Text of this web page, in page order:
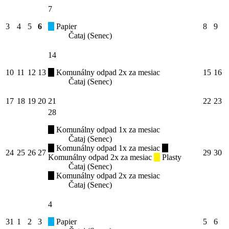
3 4 5 6
7
Papier
Čataj (Senec)
8 9
10 11 12 13
14
Komunálny odpad 2x za mesiac
Čataj (Senec)
15 16
17 18 19 20 21 22 23
24 25 26 27
28
Komunálny odpad 1x za mesiac
Čataj (Senec)
Komunálny odpad 1x za mesiac
Komunálny odpad 2x za mesiac
Plasty
Čataj (Senec)
Komunálny odpad 2x za mesiac
Čataj (Senec)
29 30
31 1 2 3
4
Papier
5 6